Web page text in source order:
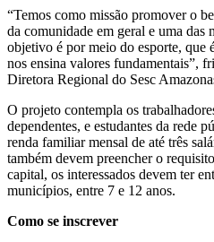
“Temos como missão promover o
da comunidade em geral e uma das
objetivo é por meio do esporte, que
nos ensina valores fundamentais”,
Diretora Regional do Sesc
O projeto contempla os
dependentes, e estudantes da rede
renda familiar mensal de até três
também devem preencher o
capital, os interessados devem ter
municípios, entre 7 e 12 anos.
Como se inscrever